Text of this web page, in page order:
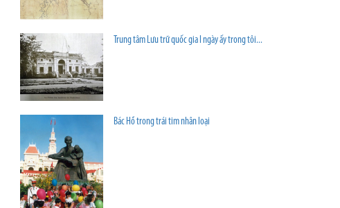
Trung tâm Lưu trữ quốc gia I ngày ấy trong tôi...
Bác Hồ trong trái tim nhân loại